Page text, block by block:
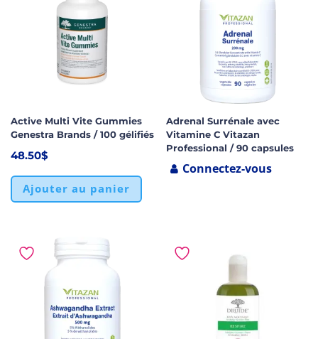
Active Multi Vite Gummies
Genestra Brands / 100 gélifiés
48.50$
Ajouter au panier
Adrenal Surrénale avec
Vitamine C Vitazan
Professional / 90 capsules
Connectez-vous